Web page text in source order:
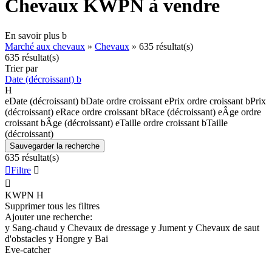
Chevaux KWPN à vendre
En savoir plus b
Marché aux chevaux » Chevaux » 635 résultat(s)
635 résultat(s)
Trier par
Date (décroissant) b
H
eDate (décroissant) bDate ordre croissant ePrix ordre croissant bPrix
(décroissant) eRace ordre croissant bRace (décroissant) eÂge ordre
croissant bÂge (décroissant) eTaille ordre croissant bTaille
(décroissant)
Sauvegarder la recherche
635 résultat(s)
Filtre 

KWPN H
Supprimer tous les filtres
Ajouter une recherche:
y Sang-chaud y Chevaux de dressage y Jument y Chevaux de saut
d'obstacles y Hongre y Bai
Eye-catcher